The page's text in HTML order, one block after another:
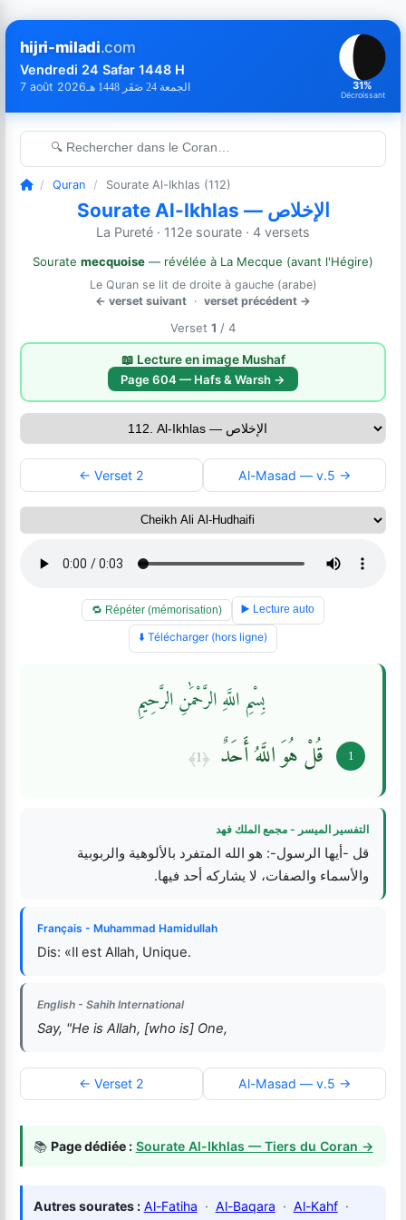
hijri-miladi.com
Vendredi 24 Safar 1448 H
7 août 2026 الجمعة 24 صَفَر 1448 هـ 31%
Décroissant
🔍 Rechercher dans le Coran…
/ Quran / Sourate Al-Ikhlas (112)
Sourate Al-Ikhlas — الإخلاص
La Pureté · 112e sourate · 4 versets
Sourate mecquoise — révélée à La Mecque (avant l'Hégire)
Le Quran se lit de droite à gauche (arabe)
← verset suivant · verset précédent →
Verset 1 / 4
📖 Lecture en image Mushaf
Page 604 — Hafs & Warsh →
← Verset 2 Al-Masad — v.5 →
🔁 Répéter (mémorisation) ▶️ Lecture auto
⬇️ Télécharger (hors ligne)
بِسْمِ اللَّهِ الرَّحْمَٰنِ الرَّحِيمِ
1 قُلْ هُوَ اللَّهُ أَحَدٌ ﴿1﴾
التفسير الميسر - مجمع الملك فهد
قل -أيها الرسول-: هو الله المتفرد بالألوهية والربوبية
والأسماء والصفات، لا يشاركه أحد فيها.
Français - Muhammad Hamidullah
Dis: «Il est Allah, Unique.
English - Sahih International
Say, "He is Allah, [who is] One,
← Verset 2 Al-Masad — v.5 →
📚 Page dédiée : Sourate Al-Ikhlas — Tiers du Coran →
Autres sourates : Al-Fatiha · Al-Baqara · Al-Kahf·